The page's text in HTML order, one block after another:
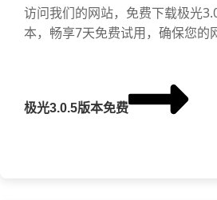
访问我们的网站，免费下载极光
本，畅享7天免费试用，确保您的
极光3.0.5版本免费